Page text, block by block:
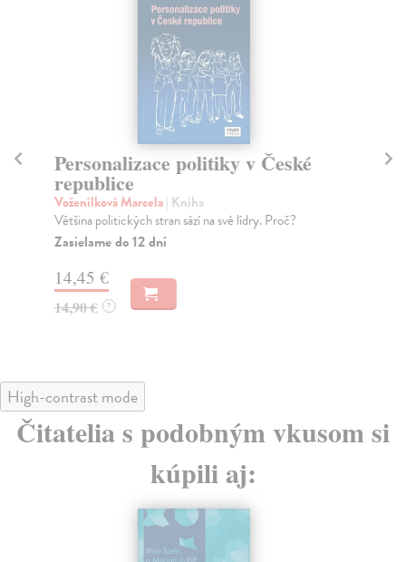
Válka světů
Hanuš Jiří| Kniha
Pod názvem Válka světů se skrývají eseje, úvahy a
glosy, většinou publikované v časopise Kontexty, v...
Zasielame do 12 dní
13,58 €
14,00 € ?
High-contrast mode
Čitatelia s podobným vkusom si
kúpili aj: